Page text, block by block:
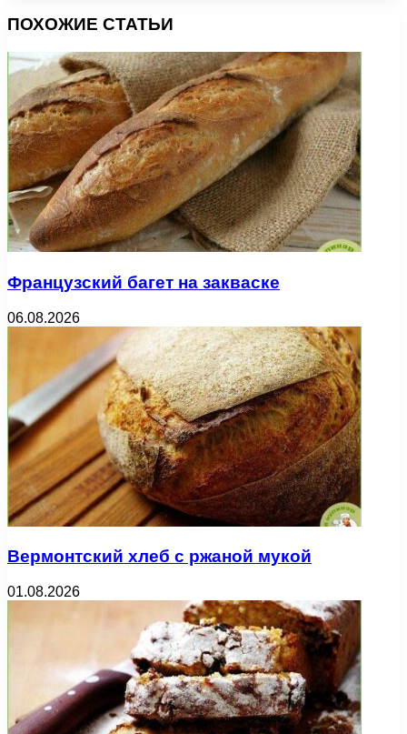
ПОХОЖИЕ СТАТЬИ
Французский багет на закваске
06.08.2026
Вермонтский хлеб с ржаной мукой
01.08.2026